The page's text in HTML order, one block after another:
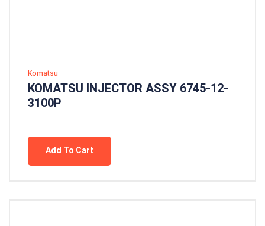
Komatsu
KOMATSU INJECTOR ASSY 6745-12-
3100P
Add To Cart